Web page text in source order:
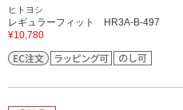
ヒトヨシ
レギュラーフィット HR3A-B-497
¥10,780